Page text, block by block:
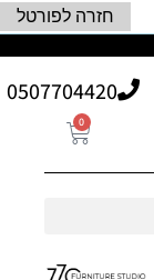
חזרה לפורטל